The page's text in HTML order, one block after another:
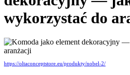
wykorzystać do
https://oltaconceptstore.eu/produkty/nobel-2/